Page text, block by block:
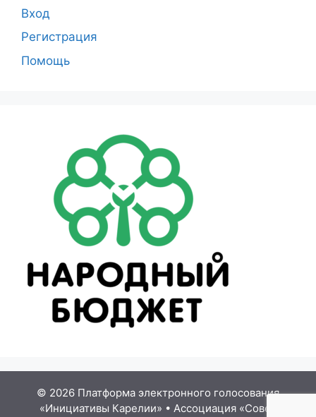
Вход
Регистрация
Помощь
© 2026 Платформа электронного голосования
«Инициативы Карелии» • Ассоциация «Совет